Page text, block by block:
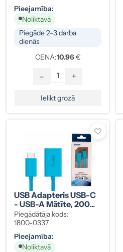
Pieejamība:
Noliktavā
Piegāde 2–3 darba
dienās
CENA:10.96€
- +
Ielikt grozā
USB Adapteris USB-C
- USB-A Mātīte, 200
Mm, Zils
Piegādātāja kods:
1800-0337
Pieejamība:
Noliktavā